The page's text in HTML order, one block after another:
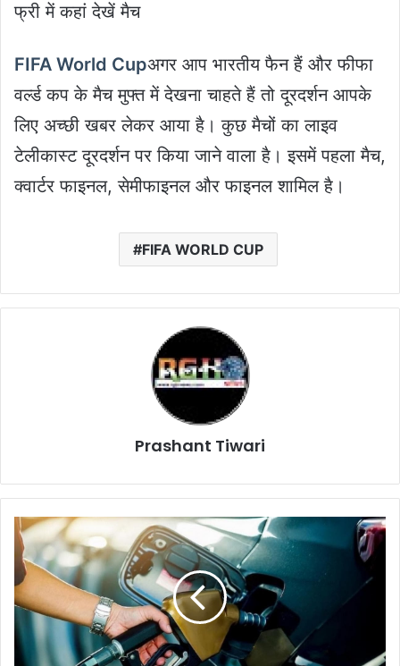
फ्री में कहां देखें मैच
FIFA World Cupअगर आप भारतीय फैन हैं और फीफा
वर्ल्ड कप के मैच मुफ्त में देखना चाहते हैं तो दूरदर्शन आपके
लिए अच्छी खबर लेकर आया है। कुछ मैचों का लाइव
टेलीकास्ट दूरदर्शन पर किया जाने वाला है। इसमें पहला मैच,
क्वार्टर फाइनल, सेमीफाइनल और फाइनल शामिल है।
FIFA WORLD CUP
Prashant Tiwari
Fuel
Price
Update:
पेट्रोल
पर
सरकार
का